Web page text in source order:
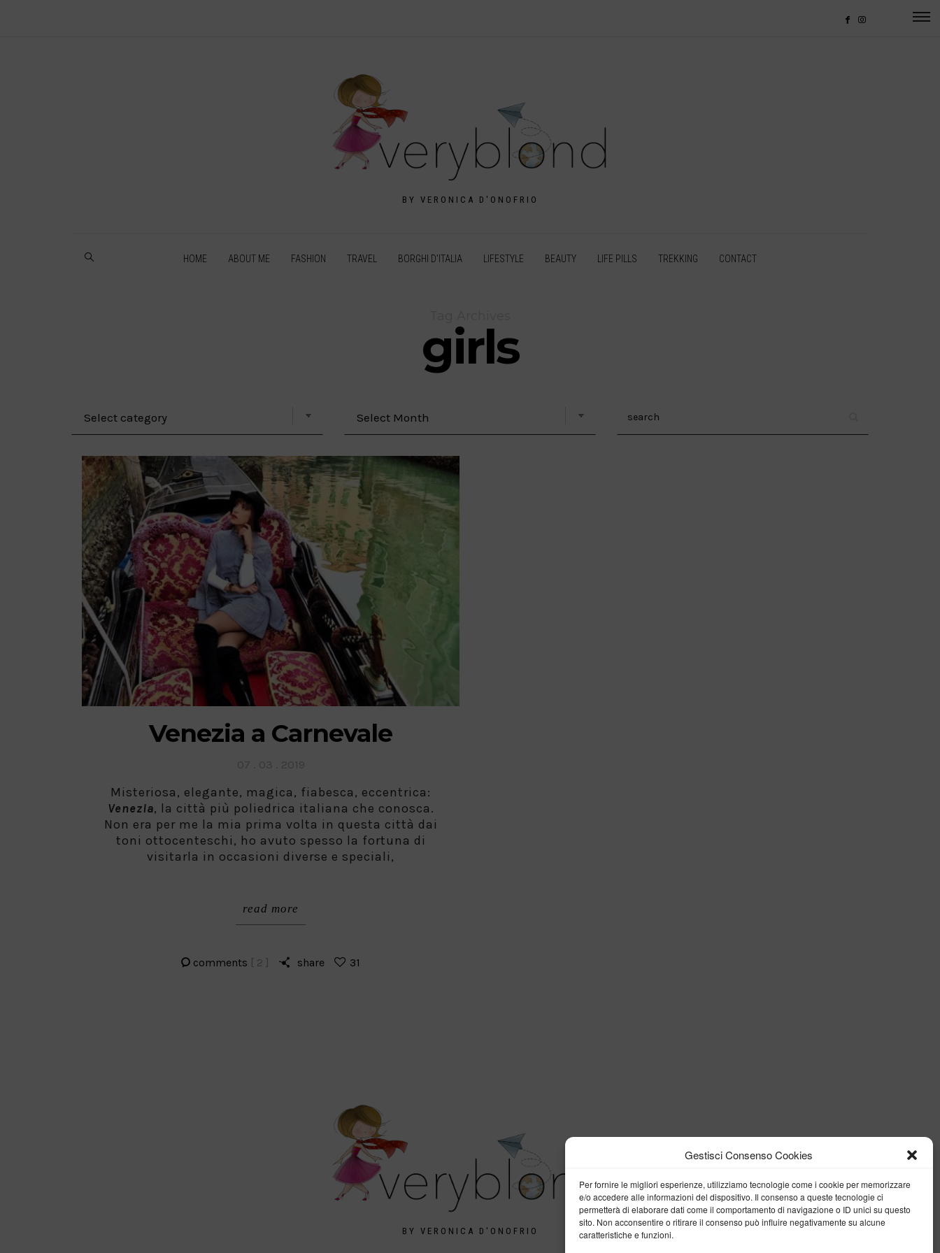
Gestisci Consenso Cookies
Per fornire le migliori esperienze, utilizziamo tecnologie come i cookie per memorizzare
e/o accedere alle informazioni del dispositivo. Il consenso a queste tecnologie ci
permetterà di elaborare dati come il comportamento di navigazione o ID unici su questo
sito. Non acconsentire o ritirare il consenso può influire negativamente su alcune
caratteristiche e funzioni.
BY VERONICA D'ONOFRIO
HOME ABOUT ME FASHION TRAVEL BORGHI D’ITALIA LIFESTYLE BEAUTY LIFE PILLS TREKKING CONTACT
girls
Venezia a Carnevale
Misteriosa, elegante, magica, fiabesca, eccentrica:
Venezia, la città più poliedrica italiana che conosca.
Non era per me la mia prima volta in questa città dai
toni ottocenteschi, ho avuto spesso la fortuna di
visitarla in occasioni diverse e speciali,
read more
comments [ 2 ] share 31
BY VERONICA D'ONOFRIO